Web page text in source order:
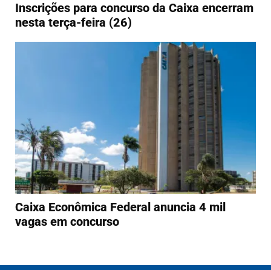
Inscrições para concurso da Caixa encerram
nesta terça-feira (26)
Caixa Econômica Federal anuncia 4 mil
vagas em concurso